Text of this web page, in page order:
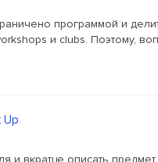
программой и
и clubs. Поэтому,
Up
и вкратце описать